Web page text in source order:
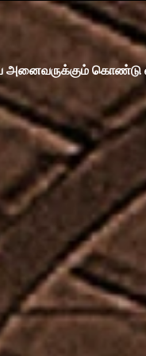
அனைவருக்கும் கொண்டு